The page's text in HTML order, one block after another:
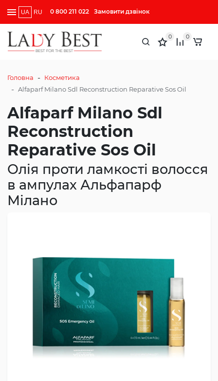
UA RU 0 800 211 022 Замовити дзвінок
0 0
Головна - Косметика
- Alfaparf Milano Sdl Reconstruction Reparative Sos Oil
Alfaparf Milano Sdl
Reconstruction
Reparative Sos Oil
Олія проти ламкості волосся
в ампулах Альфапарф
Мілано